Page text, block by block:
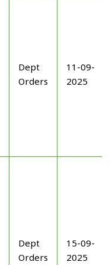
Dept
Orders
11-09-
2025
Dept
Orders
15-09-
2025